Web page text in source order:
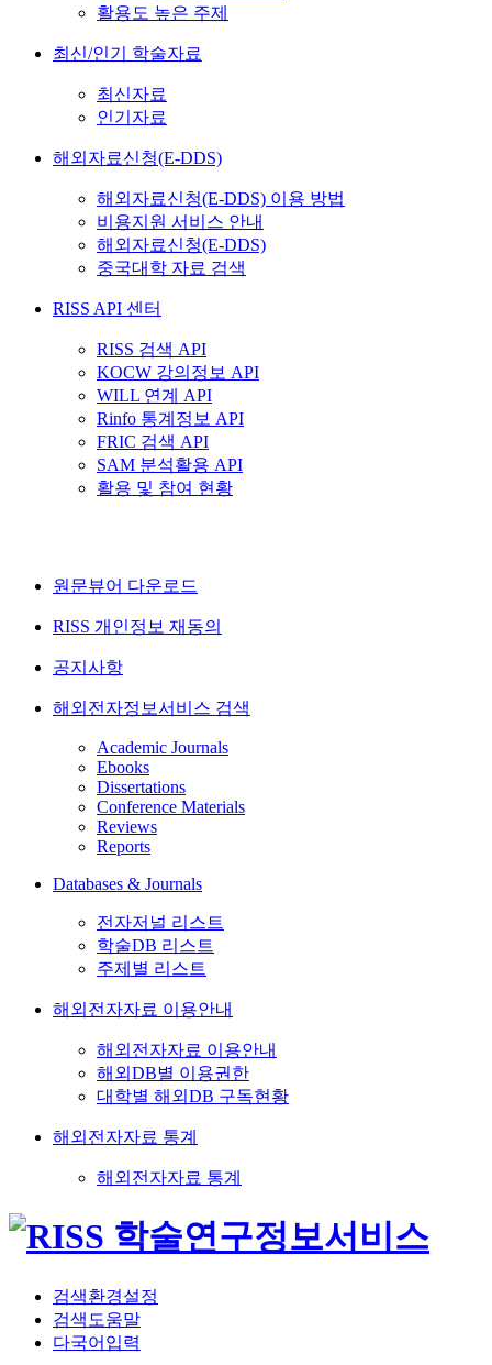
활용도 높은 주제
최신/인기 학술자료
최신자료
인기자료
해외자료신청(E-DDS)
해외자료신청(E-DDS) 이용 방법
비용지원 서비스 안내
해외자료신청(E-DDS)
중국대학 자료 검색
RISS API 센터
RISS 검색 API
KOCW 강의정보 API
WILL 연계 API
Rinfo 통계정보 API
FRIC 검색 API
SAM 분석활용 API
활용 및 참여 현황
원문뷰어 다운로드
RISS 개인정보 재동의
공지사항
해외전자정보서비스 검색
Academic Journals
Ebooks
Dissertations
Conference Materials
Reviews
Reports
Databases & Journals
전자저널 리스트
학술DB 리스트
주제별 리스트
해외전자자료 이용안내
해외전자자료 이용안내
해외DB별 이용권한
대학별 해외DB 구독현황
해외전자자료 통계
해외전자자료 통계
검색환경설정
검색도움말
다국어입력